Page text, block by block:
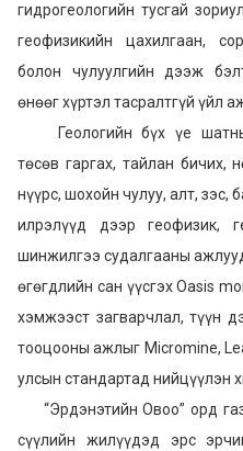
гидрогеологийн тусгай
геофизикийн цахилгаан,
болон чулуулгийн дээж
өнөөг хүртэл тасралтгүй үйл
Геологийн бүх үе шатны
төсөв гаргах, тайлан бичих,
нүүрс, шохойн чулуу, алт, зэс,
илрэлүүд дээр геофизик,
шинжилгээ судалгааны
өгөгдлийн сан үүсгэх Oasis
хэмжээст загварчлал, түүн
тооцооны ажлыг Micromine,
улсын стандартад нийцүүлэн
“Эрдэнэтийн Овоо” орд
сүүлийн жилүүдэд эрс